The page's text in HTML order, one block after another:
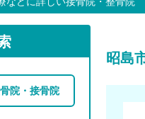
院・接骨院
昭島